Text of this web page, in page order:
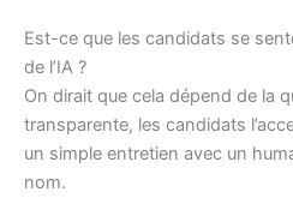
Est-ce que les candidats se
de l’IA ?
On dirait que cela dépend de la
transparente, les candidats
un simple entretien avec un
nom.